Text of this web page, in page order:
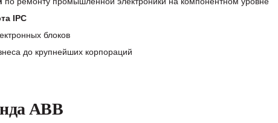
IPC
блоков
до крупнейших корпораций
ABB